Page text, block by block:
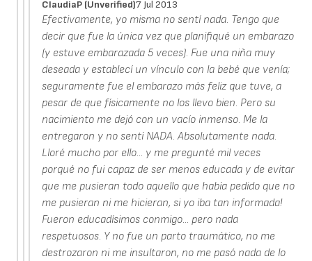
ClaudiaP (unverified)7 Jul 2013
Efectivamente, yo misma no sentí nada. Tengo que
decir que fue la única vez que planifiqué un embarazo
(y estuve embarazada 5 veces). Fue una niña muy
deseada y establecí un vínculo con la bebé que venía;
seguramente fue el embarazo más feliz que tuve, a
pesar de que físicamente no los llevo bien. Pero su
nacimiento me dejó con un vacío inmenso. Me la
entregaron y no sentí NADA. Absolutamente nada.
Lloré mucho por ello... y me pregunté mil veces
porqué no fui capaz de ser menos educada y de evitar
que me pusieran todo aquello que había pedido que no
me pusieran ni me hicieran, si yo iba tan informada!
Fueron educadísimos conmigo... pero nada
respetuosos. Y no fue un parto traumático, no me
destrozaron ni me insultaron, no me pasó nada de lo